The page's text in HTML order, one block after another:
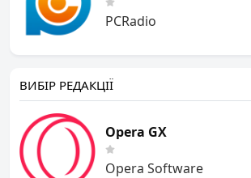
PCRadio
ВИБІР РЕДАКЦІЇ
Opera GX
Opera Software